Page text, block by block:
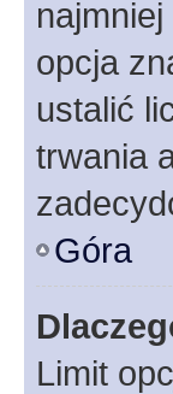
opcja
ustalić
trwania
Góra
Limit